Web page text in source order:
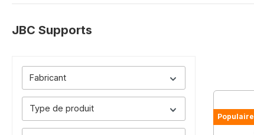
JBC Supports
Fabricant
Type de produit
Populaire